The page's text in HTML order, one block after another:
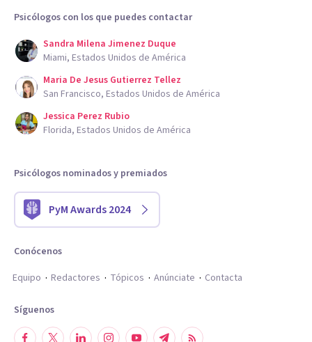
Psicólogos con los que puedes contactar
Sandra Milena Jimenez Duque
Miami, Estados Unidos de América
Maria De Jesus Gutierrez Tellez
San Francisco, Estados Unidos de América
Jessica Perez Rubio
Florida, Estados Unidos de América
Psicólogos nominados y premiados
PyM Awards 2024
Conócenos
Equipo
Redactores Tópicos Anúnciate Contacta
Síguenos